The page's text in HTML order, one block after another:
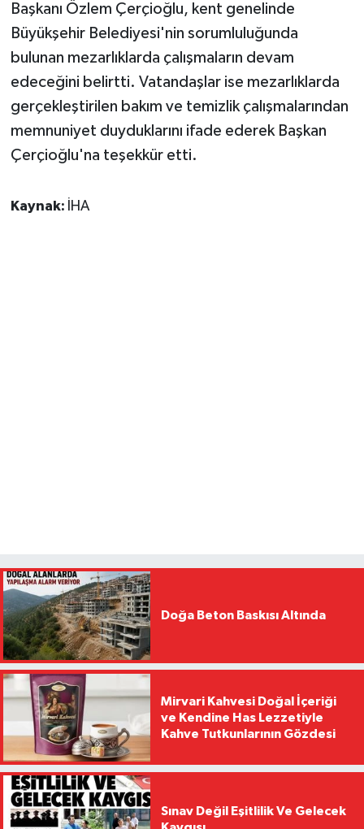
Başkanı Özlem Çerçioğlu, kent genelinde
Büyükşehir Belediyesi'nin sorumluluğunda
bulunan mezarlıklarda çalışmaların devam
edeceğini belirtti. Vatandaşlar ise mezarlıklarda
gerçekleştirilen bakım ve temizlik çalışmalarından
memnuniyet duyduklarını ifade ederek Başkan
Çerçioğlu'na teşekkür etti.
Kaynak: İHA
Doğa Beton Baskısı Altında
Mirvari Kahvesi Doğal İçeriği
ve Kendine Has Lezzetiyle
Kahve Tutkunlarının Gözdesi
Sınav Değil Eşitlilik Ve Gelecek